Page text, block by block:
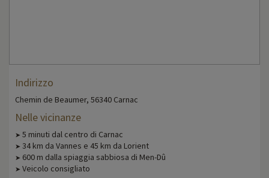
Indirizzo
Chemin de Beaumer, 56340 Carnac
Nelle vicinanze
➤ 5 minuti dal centro di Carnac
➤ 34 km da Vannes e 45 km da Lorient
➤ 600 m dalla spiaggia sabbiosa di Men-Dû
➤ Veicolo consigliato